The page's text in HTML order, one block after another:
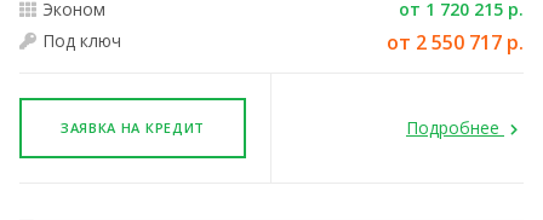
Эконом
от 1 720 215 р.
Под ключ
от 2 550 717 р.
ЗАЯВКА НА КРЕДИТ Подробнее